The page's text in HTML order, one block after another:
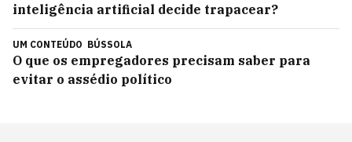
inteligência artificial decide trapacear?
UM CONTEÚDO BÚSSOLA
O que os empregadores precisam saber para
evitar o assédio político